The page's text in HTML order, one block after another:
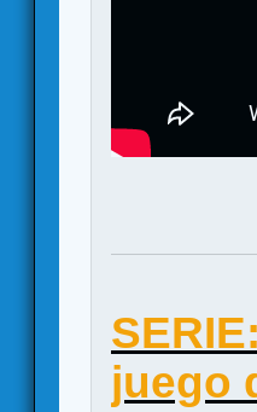
juego